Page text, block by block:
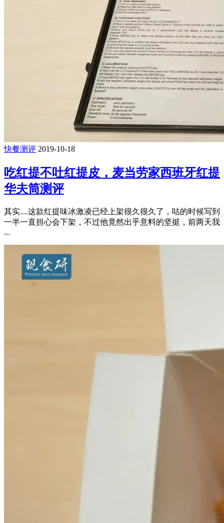
快餐测评 2019-10-18
吃红提不吐红提皮，麦当劳家西班牙红提
华夫筒测评
其实....这款红提味冰激凌已经上架很久很久了，咕的时候写到
一半一直担心会下架，不过他竟然出乎意料的坚挺，前两天我
...